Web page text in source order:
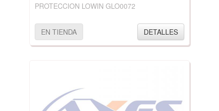
PROTECCION LOWIN GLO0072
EN TIENDA DETALLES